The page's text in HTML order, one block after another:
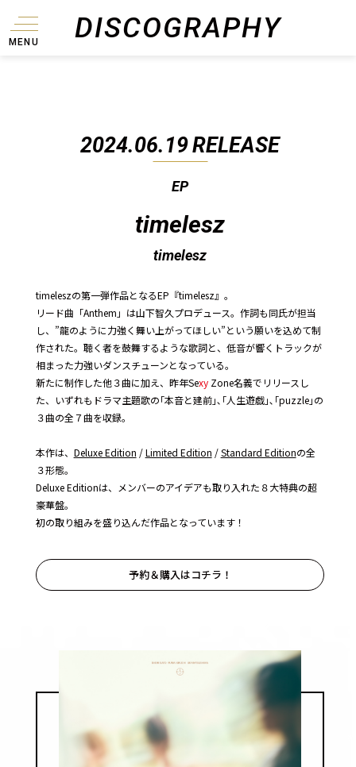
DISCOGRAPHY
MENU
2024.06.19RELEASE
EP
timelesz
timelesz
timeleszの第一弾作品となるEP『timelesz』。
リード曲「Anthem」は山下智久プロデュース。作詞も同氏が担当
し、”龍のように力強く舞い上がってほしい”という願いを込めて制
作された。聴く者を鼓舞するような歌詞と、低音が響くトラックが
相まった力強いダンスチューンとなっている。
新たに制作した他３曲に加え、昨年SexyZone名義でリリースし
た、いずれもドラマ主題歌の｢本音と建前｣､｢人生遊戯｣､｢puzzle｣の
３曲の全７曲を収録。
本作は、 Deluxe Edition /Limited Edition /Standard Editionの全
３形態。
Deluxe Editionは、メンバーのアイデアも取り入れた８大特典の超
豪華盤。
初の取り組みを盛り込んだ作品となっています！
予約＆購入はコチラ！